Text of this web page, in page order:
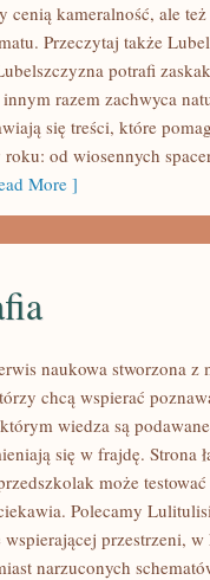
cenią kameralność, ale
Przeczytaj także
potrafi
razem zachwyca
się treści, które
od wiosennych
More ]
naukowa stworzona z
chcą wspierać
wiedza są
się w frajdę. Strona
może
Polecamy
wspierającej przestrzeni,
narzuconych